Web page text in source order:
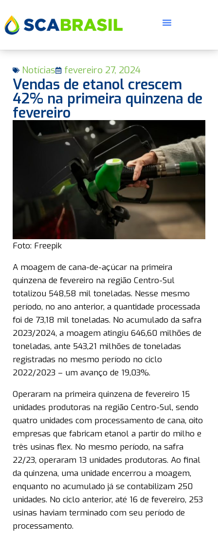
Notícias fevereiro 27, 2024
Vendas de etanol crescem
42% na primeira quinzena de
fevereiro
Foto: Freepik
A moagem de cana-de-açúcar na primeira
quinzena de fevereiro na região Centro-Sul
totalizou 548,58 mil toneladas. Nesse mesmo
período, no ano anterior, a quantidade processada
foi de 73,18 mil toneladas. No acumulado da safra
2023/2024, a moagem atingiu 646,60 milhões de
toneladas, ante 543,21 milhões de toneladas
registradas no mesmo período no ciclo
2022/2023 – um avanço de 19,03%.
Operaram na primeira quinzena de fevereiro 15
unidades produtoras na região Centro-Sul, sendo
quatro unidades com processamento de cana, oito
empresas que fabricam etanol a partir do milho e
três usinas flex. No mesmo período, na safra
22/23, operaram 13 unidades produtoras. Ao final
da quinzena, uma unidade encerrou a moagem,
enquanto no acumulado já se contabilizam 250
unidades. No ciclo anterior, até 16 de fevereiro, 253
usinas haviam terminado com seu período de
processamento.